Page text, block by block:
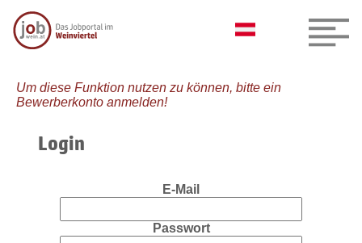
Um diese Funktion nutzen zu können, bitte ein
Bewerberkonto anmelden!
Login
E-Mail
Passwort